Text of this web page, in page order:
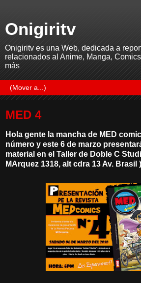
Onigiritv
Onigiritv es una Web, dedicada a
relacionados al Anime, Manga,
más
MED 4
Hola gente la mancha de MED
número y este 6 de marzo
material en el Taller de Doble C
MArquez 1318, alt cdra 13 Av. Brasil )